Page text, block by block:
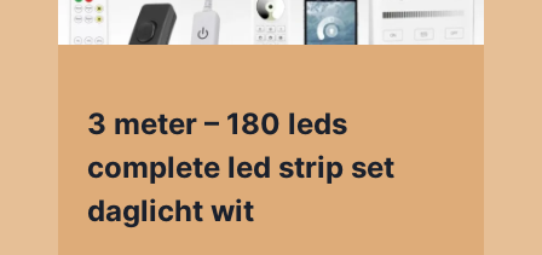
3 meter – 180 leds
complete led strip set
daglicht wit